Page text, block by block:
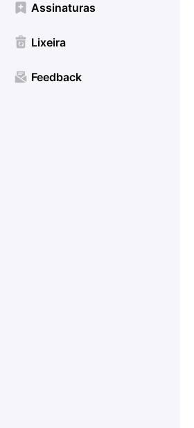
Assinaturas
Lixeira
Feedback